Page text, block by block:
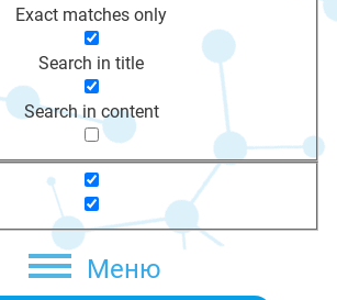
Exact matches only
Search in title
Search in content
Меню